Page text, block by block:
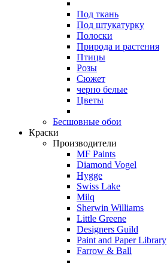
Под ткань
Под штукатурку
Полоски
Природа и растения
Птицы
Розы
Сюжет
черно белые
Цветы
Бесшовные обои
Краски
Производители
MF Paints
Diamond Vogel
Hygge
Swiss Lake
Milq
Sherwin Williams
Little Greene
Designers Guild
Paint and Paper Library
Farrow & Ball